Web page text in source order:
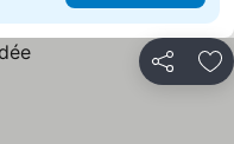
Partilhar